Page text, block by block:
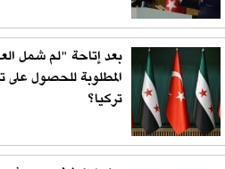
بعد إتاحة "لم شمل
المطلوبة للحصول على
تركيا؟